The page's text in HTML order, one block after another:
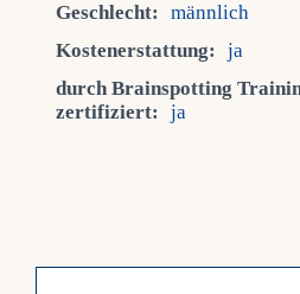
Geschlecht:
männlich
Kostenerstattung:
ja
durch Brainspotting
zertifiziert:
ja